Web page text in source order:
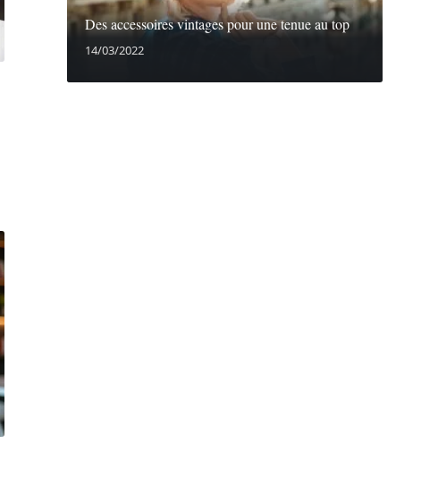
Des accessoires vintages pour une tenue au top
14/03/2022